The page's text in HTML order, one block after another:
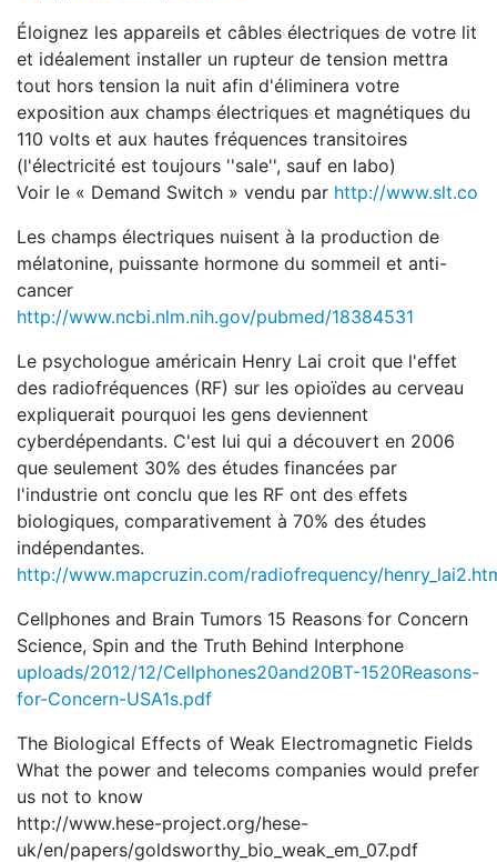
Éloignez les appareils et câbles électriques de votre lit
et idéalement installer un rupteur de tension mettra
tout hors tension la nuit afin d'éliminera votre
exposition aux champs électriques et magnétiques du
110 volts et aux hautes fréquences transitoires
(l'électricité est toujours ''sale'', sauf en labo)
Voir le « Demand Switch » vendu par http://www.slt.co
Les champs électriques nuisent à la production de
mélatonine, puissante hormone du sommeil et anti-
cancer
http://www.ncbi.nlm.nih.gov/pubmed/18384531
Le psychologue américain Henry Lai croit que l'effet
des radiofréquences (RF) sur les opioïdes au cerveau
expliquerait pourquoi les gens deviennent
cyberdépendants. C'est lui qui a découvert en 2006
que seulement 30% des études financées par
l'industrie ont conclu que les RF ont des effets
biologiques, comparativement à 70% des études
indépendantes.
http://www.mapcruzin.com/radiofrequency/
Cellphones and Brain Tumors 15 Reasons for Concern
Science, Spin and the Truth Behind Interphone
uploads/2012/12/Cellphones20and20BT-1520Reasons-
for-Concern-USA1s.pdf
The Biological Effects of Weak Electromagnetic Fields
What the power and telecoms companies would prefer
us not to know
http://www.hese-project.org/hese-
uk/en/papers/goldsworthy_bio_weak_em_07.pdf